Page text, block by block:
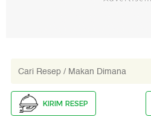
KIRIM RESEP